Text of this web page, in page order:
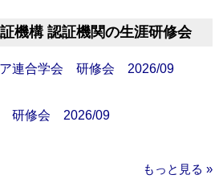
機構 認証機関の生涯研修会
ア連合学会 研修会 2026/09
研修会 2026/09
もっと見る »